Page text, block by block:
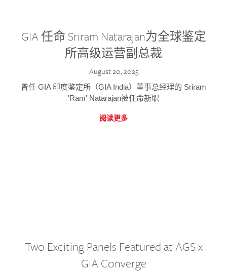
GIA 任命 Sriram Natarajan为全球鉴定
所高级运营副总裁
August 20, 2025
曾任 GIA 印度鉴定所（GIA India）董事总经理的 Sriram
'Ram' Natarajan被任命新职
阅读更多
Two Exciting Panels Featured at AGS x
GIA Converge